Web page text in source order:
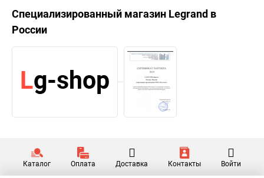
Специализированный магазин Legrand в
России
Каталог Оплата Доставка Контакты Войти